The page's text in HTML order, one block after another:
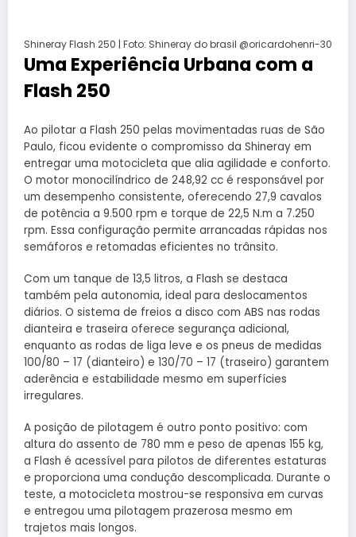
Shineray Flash 250 | Foto: Shineray do brasil @oricardohenri-30
Uma Experiência Urbana com a
Flash 250
Ao pilotar a Flash 250 pelas movimentadas ruas de São
Paulo, ficou evidente o compromisso da Shineray em
entregar uma motocicleta que alia agilidade e conforto.
O motor monocilíndrico de 248,92 cc é responsável por
um desempenho consistente, oferecendo 27,9 cavalos
de potência a 9.500 rpm e torque de 22,5 N.m a 7.250
rpm. Essa configuração permite arrancadas rápidas nos
semáforos e retomadas eficientes no trânsito.
Com um tanque de 13,5 litros, a Flash se destaca
também pela autonomia, ideal para deslocamentos
diários. O sistema de freios a disco com ABS nas rodas
dianteira e traseira oferece segurança adicional,
enquanto as rodas de liga leve e os pneus de medidas
100/80 – 17 (dianteiro) e 130/70 – 17 (traseiro) garantem
aderência e estabilidade mesmo em superfícies
irregulares.
A posição de pilotagem é outro ponto positivo: com
altura do assento de 780 mm e peso de apenas 155 kg,
a Flash é acessível para pilotos de diferentes estaturas
e proporciona uma condução descomplicada. Durante o
teste, a motocicleta mostrou-se responsiva em curvas
e entregou uma pilotagem prazerosa mesmo em
trajetos mais longos.